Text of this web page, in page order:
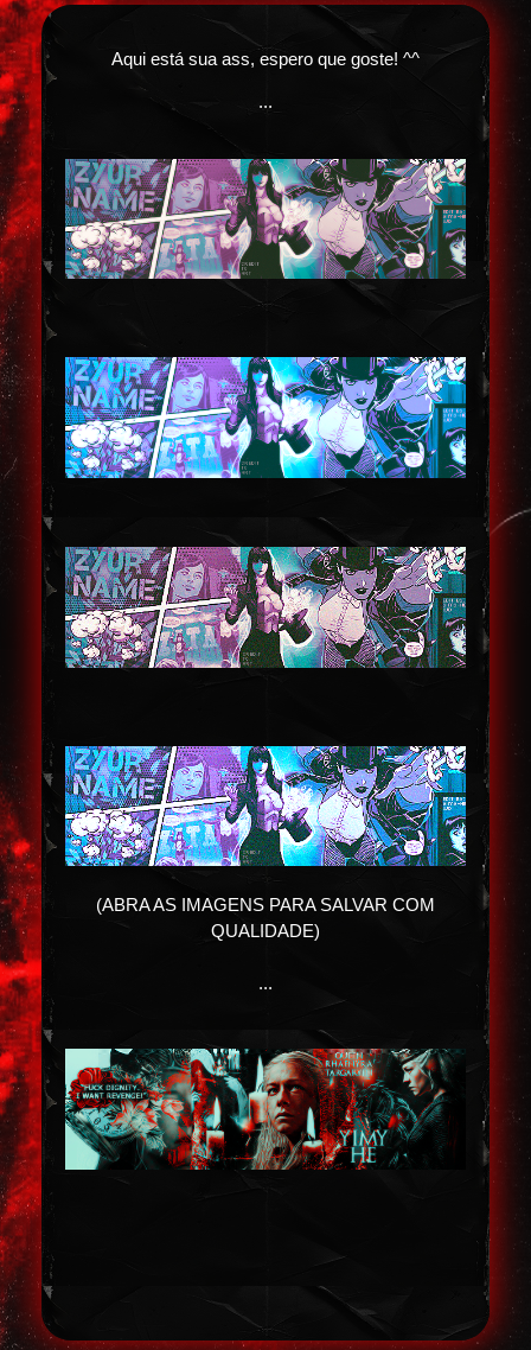
Aqui está sua ass, espero que goste! ^^
...
(ABRA AS IMAGENS PARA SALVAR COM
QUALIDADE)
...